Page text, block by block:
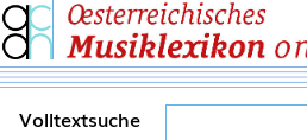
Volltextsuche